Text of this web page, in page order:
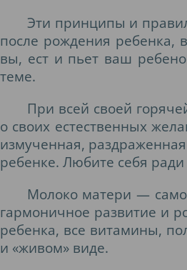
Эти принципы и
после рождения ребенка,
вы, ест и пьет ваш
теме.
При всей своей
о своих естественных
измученная,
ребенке. Любите себя
Молоко матери —
гармоничное развитие и
ребенка, все витамины,
и «живом» виде.